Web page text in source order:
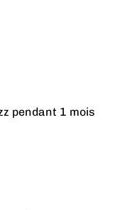
pendant 1 mois